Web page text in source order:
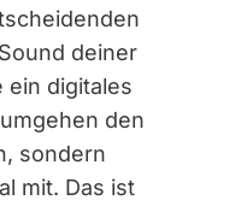
deiner
ein digitales
den
sondern
mit. Das ist